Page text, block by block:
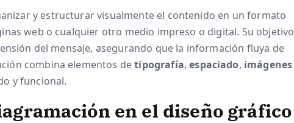
y estructurar visualmente el contenido en un formato
web o cualquier otro medio impreso o digital. Su objetivo
del mensaje, asegurando que la información fluya de
combina elementos detipografía,espaciado, imágenes
y funcional.
en el diseño gráfico